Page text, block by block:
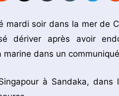
mardi soir dans la mer de
dériver après avoir
dans un
à Sandaka, dans